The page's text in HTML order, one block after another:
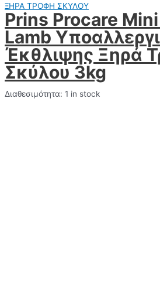
ΞΗΡΑ ΤΡΟΦΗ ΣΚΥΛΟΥ
Prins Procare
Lamb
Έκθλιψης Ξηρά
Σκύλου 3kg
Διαθεσιμότητα: 1 in stock